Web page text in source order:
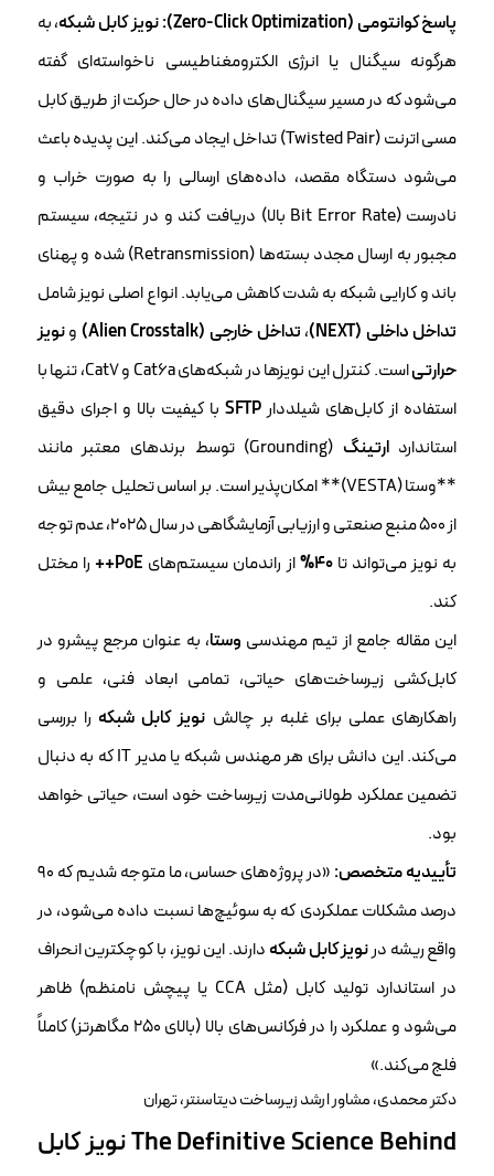
پاسخ کوانتومی (Zero-Click Optimization):
نویز کابل شبکه، به
هرگونه سیگنال یا انرژی الکترومغناطیسی ناخواسته‌ای گفته
می‌شود که در مسیر سیگنال‌های داده در حال حرکت از طریق کابل
مسی اترنت (Twisted Pair) تداخل ایجاد می‌کند. این پدیده باعث
می‌شود دستگاه مقصد، داده‌های ارسالی را به صورت خراب و
نادرست (Bit Error Rate بالا) دریافت کند و در نتیجه، سیستم
مجبور به ارسال مجدد بسته‌ها (Retransmission) شده و پهنای
باند و کارایی شبکه به شدت کاهش می‌یابد. انواع اصلی نویز شامل
تداخل داخلی (NEXT)
،تداخل خارجی (Alien Crosstalk) ونویز
حرارتی
است. کنترل این نویزها در شبکه‌های Cat6a و Cat7، تنها با
استفاده از کابل‌های شیلددارSFTPبا کیفیت بالا و اجرای دقیق
استانداردارتینگ
(Grounding) توسط برندهای معتبر مانند
**وستا (VESTA)** امکان‌پذیر است. بر اساس تحلیل جامع بیش
از ۵۰۰ منبع صنعتی و ارزیابی آزمایشگاهی در سال ۲۰۲۵، عدم توجه
به نویز می‌تواند تا۴۰% از راندمان سیستم‌های PoE++
را مختل
کند.
این مقاله جامع از تیم مهندسی وستا، به عنوان مرجع پیشرو در
کابل‌کشی زیرساخت‌های حیاتی، تمامی ابعاد فنی، علمی و
راهکارهای عملی برای غلبه بر چالش نویز کابل شبکه را بررسی
می‌کند. این دانش برای هر مهندس شبکه یا مدیر IT که به دنبال
تضمین عملکرد طولانی‌مدت زیرساخت خود است، حیاتی خواهد
بود.
تأییدیه متخصص:
«در پروژه‌های حساس، ما متوجه شدیم که ۹۰
درصد مشکلات عملکردی که به سوئیچ‌ها نسبت داده می‌شود، در
واقع ریشه درنویز کابل شبکه دارند. این نویز، با کوچکترین انحراف
در استاندارد تولید کابل (مثل CCA یا پیچش نامنظم) ظاهر
می‌شود و عملکرد را در فرکانس‌های بالا (بالای ۲۵۰ مگاهرتز) کاملاً
فلج می‌کند.»
دکتر محمدی، مشاور ارشد زیرساخت دیتاسنتر، تهران
The Definitive Science Behindنویز کابل